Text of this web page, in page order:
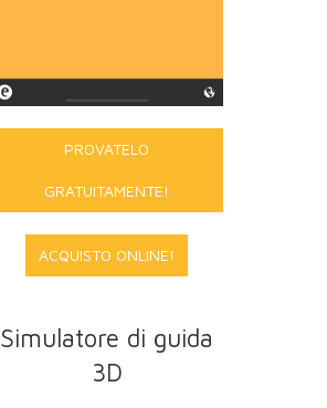
PROVATELO
GRATUITAMENTE!
ACQUISTO ONLINE!
Simulatore di guida
3D